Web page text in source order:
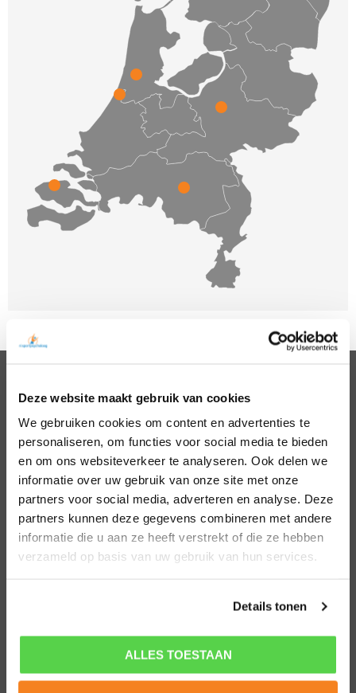
Deze website maakt gebruik van cookies
We gebruiken cookies om content en advertenties te
personaliseren, om functies voor social media te bieden
en om ons websiteverkeer te analyseren. Ook delen we
informatie over uw gebruik van onze site met onze
partners voor social media, adverteren en analyse. Deze
partners kunnen deze gegevens combineren met andere
informatie die u aan ze heeft verstrekt of die ze hebben
verzameld op basis van uw gebruik van hun services.
Details tonen
ALLES TOESTAAN
PSYCHOLOGEN
Noord Holland
Zuid Holland
Noord Brabant
Gelderland
Utrecht
Overijssel
Zeeland
Amsterdam
Almere
Hillegom
Den Bosch
Eindhoven
Den Haag
Leiden
Middelburg
Nijmegen
Roosendaal
Rotterdam
POPULAIRE SPORTEN